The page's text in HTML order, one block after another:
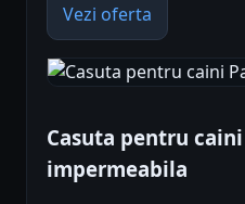
Vezi oferta
Casuta pentru
impermeabila